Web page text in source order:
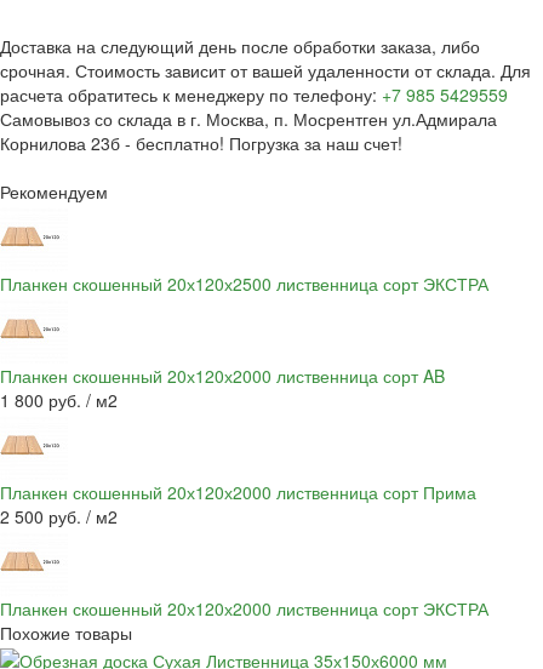
Доставка на следующий день после обработки заказа, либо
срочная. Стоимость зависит от вашей удаленности от склада. Для
расчета обратитесь к менеджеру по телефону: +7 985 5429559
Самовывоз со склада в г. Москва, п. Мосрентген ул.Адмирала
Корнилова 23б - бесплатно! Погрузка за наш счет!
Рекомендуем
Планкен скошенный 20х120х2500 лиственница сорт ЭКСТРА
Планкен скошенный 20х120х2000 лиственница сорт AB
1 800 руб. / м2
Планкен скошенный 20х120х2000 лиственница сорт Прима
2 500 руб. / м2
Планкен скошенный 20х120х2000 лиственница сорт ЭКСТРА
Похожие товары